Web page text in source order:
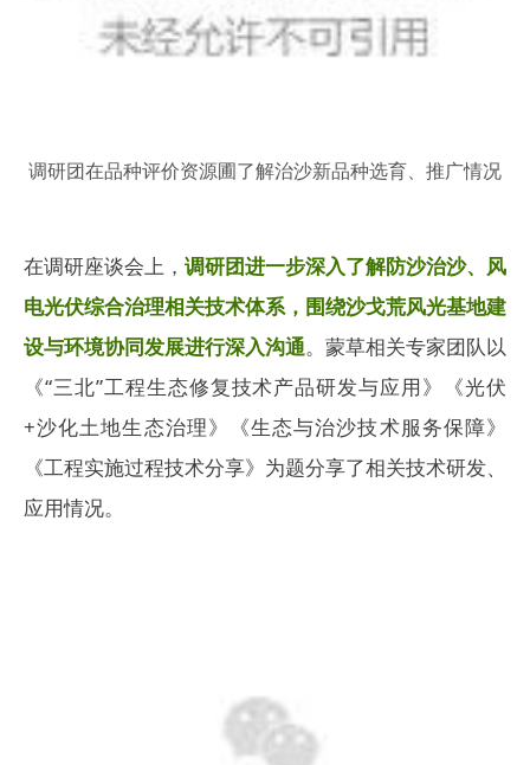
调研团在品种评价资源圃 了解治沙新品种选育、推广情况
在调研座谈会上， 调研团进一步深入了解防沙治沙、风
电光伏综合治理相关技术体系，围绕沙戈荒风光基地建
设与环境协同发展进行深入沟通。蒙草相关专家团队以
《“三北”工程生态修复技术产品研发与应用》《光伏
+沙化土地生态治理》《生态与治沙技术服务保障》
《工程实施过程技术分享》为题分享了相关技术研发、
应用情况。